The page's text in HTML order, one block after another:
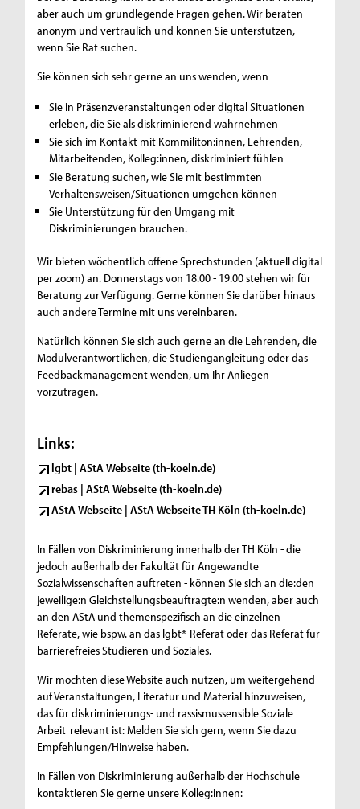
aber auch um grundlegende Fragen gehen. Wir beraten
anonym und vertraulich und können Sie unterstützen,
wenn Sie Rat suchen.
Sie können sich sehr gerne an uns wenden, wenn
Sie in Präsenzveranstaltungen oder digital Situationen
erleben, die Sie als diskriminierend wahrnehmen
Sie sich im Kontakt mit Kommiliton:innen, Lehrenden,
Mitarbeitenden, Kolleg:innen, diskriminiert fühlen
Sie Beratung suchen, wie Sie mit bestimmten
Verhaltensweisen/Situationen umgehen können
Sie Unterstützung für den Umgang mit
Diskriminierungen brauchen.
Wir bieten wöchentlich offene Sprechstunden (aktuell digital
per zoom) an. Donnerstags von 18.00 - 19.00 stehen wir für
Beratung zur Verfügung. Gerne können Sie darüber hinaus
auch andere Termine mit uns vereinbaren.
Natürlich können Sie sich auch gerne an die Lehrenden, die
Modulverantwortlichen, die Studiengangleitung oder das
Feedbackmanagement wenden, um Ihr Anliegen
vorzutragen.
Links:
lgbt | AStA Webseite (th-koeln.de)
rebas | AStA Webseite (th-koeln.de)
AStA Webseite | AStA Webseite TH Köln (th-koeln.de)
In Fällen von Diskriminierung innerhalb der TH Köln - die
jedoch außerhalb der Fakultät für Angewandte
Sozialwissenschaften auftreten - können Sie sich an die:den
jeweilige:n Gleichstellungsbeauftragte:n wenden, aber auch
an den AStA und themenspezifisch an die einzelnen
Referate, wie bspw. an das lgbt*-Referat oder das Referat für
barrierefreies Studieren und Soziales.
Wir möchten diese Website auch nutzen, um weitergehend
auf Veranstaltungen, Literatur und Material hinzuweisen,
das für diskriminierungs- und rassismussensible Soziale
Arbeit relevant ist: Melden Sie sich gern, wenn Sie dazu
Empfehlungen/Hinweise haben.
In Fällen von Diskriminierung außerhalb der Hochschule
kontaktieren Sie gerne unsere Kolleg:innen: